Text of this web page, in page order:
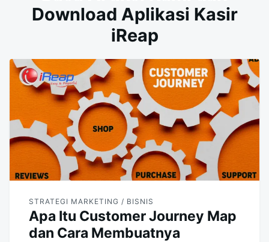
Download Aplikasi Kasir
iReap
STRATEGI MARKETING / BISNIS
Apa Itu Customer Journey Map
dan Cara Membuatnya